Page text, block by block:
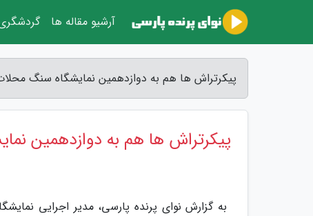
پیکرتراش ها هم به دوازدهمین نمایشگاه سنگ
پیکرتراش ها هم به دوازدهمین
به گزارش نوای پرنده پارسی، مدیر اجرایی
آرشیو مقاله ها